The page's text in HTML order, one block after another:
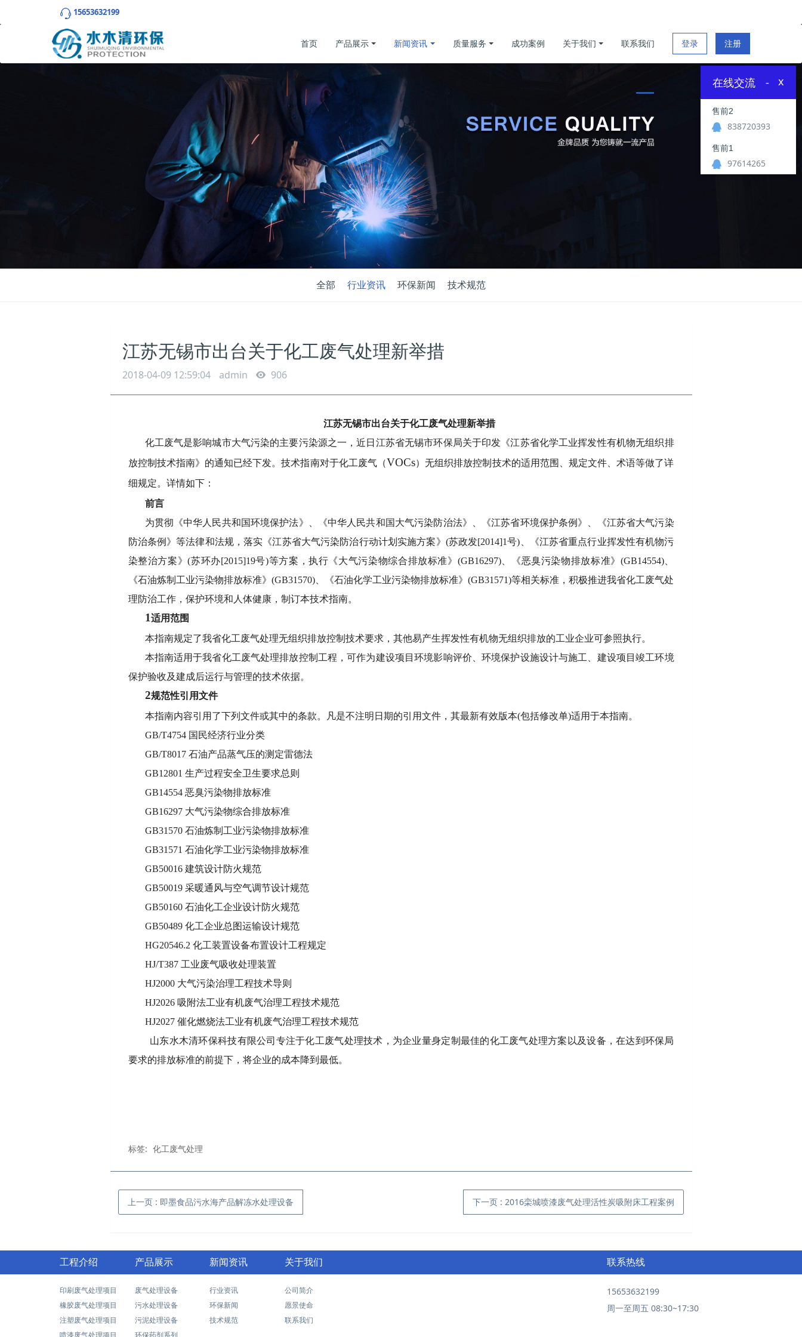
15653632199
登录 注册
首页 产品展示 新闻资讯 质量服务 成功案例 关于我们 联系我们
全部 行业资讯 环保新闻 技术规范
江苏无锡市出台关于化工废气处理新举措
2018-04-09 12:59:04 admin 906
江苏无锡市出台关于化工废气处理新举措
化工废气是影响城市大气污染的主要污染源之一，近日江苏省无锡市环保局关于印发《江苏省化学工业挥发性有机物无组织排
放控制技术指南》的通知已经下发。技术指南对于化工废气（VOCs）无组织排放控制技术的适用范围、规定文件、术语等做了详
细规定。详情如下：
前言
为贯彻《中华人民共和国环境保护法》、《中华人民共和国大气污染防治法》、《江苏省环境保护条例》、《江苏省大气污染
防治条例》等法律和法规，落实《江苏省大气污染防治行动计划实施方案》(苏政发[2014]1号)、《江苏省重点行业挥发性有机物污
染整治方案》(苏环办[2015]19号)等方案，执行《大气污染物综合排放标准》(GB16297)、《恶臭污染物排放标准》(GB14554)、
《石油炼制工业污染物排放标准》(GB31570)、《石油化学工业污染物排放标准》(GB31571)等相关标准，积极推进我省化工废气处
理防治工作，保护环境和人体健康，制订本技术指南。
1适用范围
本指南规定了我省化工废气处理无组织排放控制技术要求，其他易产生挥发性有机物无组织排放的工业企业可参照执行。
本指南适用于我省化工废气处理排放控制工程，可作为建设项目环境影响评价、环境保护设施设计与施工、建设项目竣工环境
保护验收及建成后运行与管理的技术依据。
2规范性引用文件
本指南内容引用了下列文件或其中的条款。凡是不注明日期的引用文件，其最新有效版本(包括修改单)适用于本指南。
GB/T4754 国民经济行业分类
GB/T8017 石油产品蒸气压的测定雷德法
GB12801 生产过程安全卫生要求总则
GB14554 恶臭污染物排放标准
GB16297 大气污染物综合排放标准
GB31570 石油炼制工业污染物排放标准
GB31571 石油化学工业污染物排放标准
GB50016 建筑设计防火规范
GB50019 采暖通风与空气调节设计规范
GB50160 石油化工企业设计防火规范
GB50489 化工企业总图运输设计规范
HG20546.2 化工装置设备布置设计工程规定
HJ/T387 工业废气吸收处理装置
HJ2000 大气污染治理工程技术导则
HJ2026 吸附法工业有机废气治理工程技术规范
HJ2027 催化燃烧法工业有机废气治理工程技术规范
山东水木清环保科技有限公司专注于化工废气处理技术，为企业量身定制最佳的化工废气处理方案以及设备，在达到环保局
要求的排放标准的前提下，将企业的成本降到最低。
标签: 化工废气处理
上一页 : 即墨食品污水海产品解冻水处理设备 下一页 : 2016栾城喷漆废气处理活性炭吸附床工程案例
工程介绍
印刷废气处理项目
橡胶废气处理项目
注塑废气处理项目
喷漆废气处理项目
产品展示
废气处理设备
污水处理设备
污泥处理设备
环保药剂系列
新闻资讯
行业资讯
环保新闻
技术规范
关于我们
公司简介
愿景使命
联系我们
联系热线
15653632199
周一至周五 08:30~17:30
在线交流 x
-
售前2
838720393
售前1
97614265